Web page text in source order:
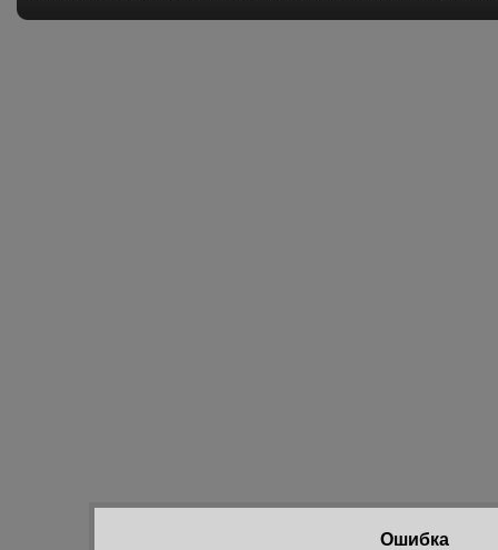
соглашения.
Ошибка